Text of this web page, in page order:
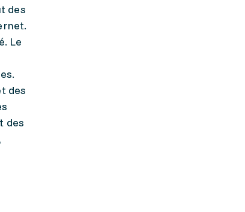
des
Le
des
des